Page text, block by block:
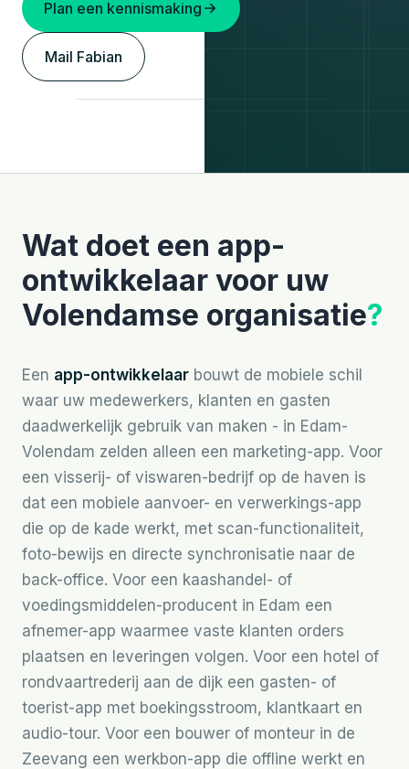
Plan een kennismaking
Mail Fabian
Wat doet een app-
ontwikkelaar voor uw
Volendamse organisatie?
Een app-ontwikkelaar bouwt de mobiele schil
waar uw medewerkers, klanten en gasten
daadwerkelijk gebruik van maken - in Edam-
Volendam zelden alleen een marketing-app. Voor
een visserij- of viswaren-bedrijf op de haven is
dat een mobiele aanvoer- en verwerkings-app
die op de kade werkt, met scan-functionaliteit,
foto-bewijs en directe synchronisatie naar de
back-office. Voor een kaashandel- of
voedingsmiddelen-producent in Edam een
afnemer-app waarmee vaste klanten orders
plaatsen en leveringen volgen. Voor een hotel of
rondvaartrederij aan de dijk een gasten- of
toerist-app met boekingsstroom, klantkaart en
audio-tour. Voor een bouwer of monteur in de
Zeevang een werkbon-app die offline werkt en